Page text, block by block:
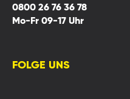
0800 26 76 36 78
Mo-Fr 09-17 Uhr
FOLGE UNS